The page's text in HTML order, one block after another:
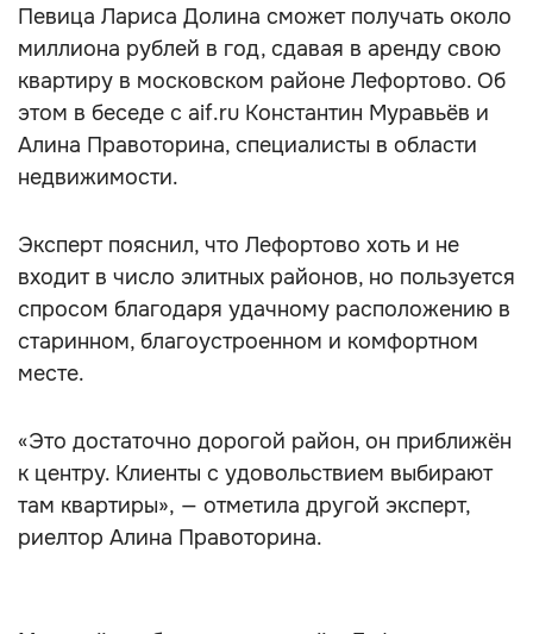
Певица Лариса Долина сможет получать около
миллиона рублей в год, сдавая в аренду свою
квартиру в московском районе Лефортово. Об
этом в беседе с aif.ru Константин Муравьёв и
Алина Правоторина, специалисты в области
недвижимости.
Эксперт пояснил, что Лефортово хоть и не
входит в число элитных районов, но пользуется
спросом благодаря удачному расположению в
старинном, благоустроенном и комфортном
месте.
«Это достаточно дорогой район, он приближён
к центру. Клиенты с удовольствием выбирают
там квартиры», — отметила другой эксперт,
риелтор Алина Правоторина.